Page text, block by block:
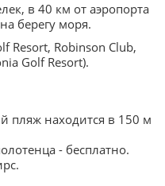
в 40 км от аэропорта
берегу моря.
Resort, Robinson Club,
Golf Resort).
пляж находится в 150 м
- бесплатно.